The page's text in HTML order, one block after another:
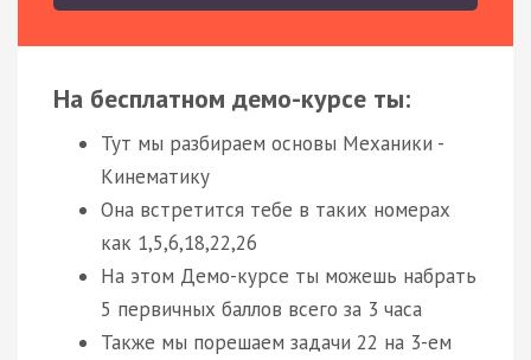
На бесплатном демо-курсе ты:
Тут мы разбираем основы Механики -
Кинематику
Она встретится тебе в таких номерах
как 1,5,6,18,22,26
На этом Демо-курсе ты можешь набрать
5 первичных баллов всего за 3 часа
Также мы порешаем задачи 22 на 3-ем